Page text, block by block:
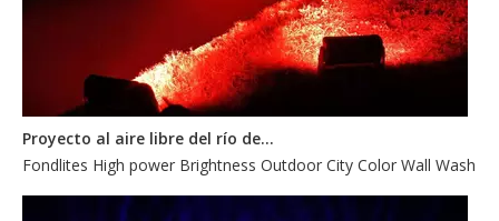
Fondlites High power Brightness Outdoor City Color Wall Wash